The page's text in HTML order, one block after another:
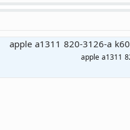
apple a1311 820-3126-a
apple a1311